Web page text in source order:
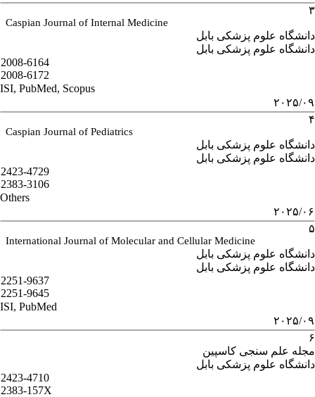
۳
Caspian Journal of Internal Medicine
دانشگاه علوم پزشکی بابل
دانشگاه علوم پزشکی بابل
2008-6164
2008-6172
ISI, PubMed, Scopus
۲۰۲۵/۰۹
۴
Caspian Journal of Pediatrics
دانشگاه علوم پزشکی بابل
دانشگاه علوم پزشکی بابل
2423-4729
2383-3106
Others
۲۰۲۵/۰۶
۵
International Journal of Molecular and Cellular Medicine
دانشگاه علوم پزشکی بابل
دانشگاه علوم پزشکی بابل
2251-9637
2251-9645
ISI, PubMed
۲۰۲۵/۰۹
۶
مجله علم سنجی کاسپین
دانشگاه علوم پزشکی بابل
2423-4710
2383-157X